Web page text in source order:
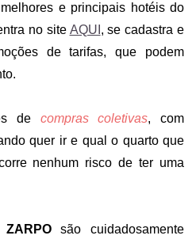
e principais hotéis do
no site AQUI , se cadastra e
de tarifas, que podem
de compras coletivas, com
quer ir e qual o quarto que
nenhum risco de ter uma
ZARPOsão cuidadosamente